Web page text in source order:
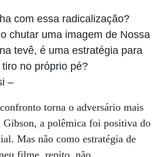
com essa radicalização?
chutar uma imagem de Nossa
tevê, é uma estratégia para
no próprio pé?
–
torna o adversário mais
a polêmica foi positiva do
Mas não como estratégia de
filme, repito, não